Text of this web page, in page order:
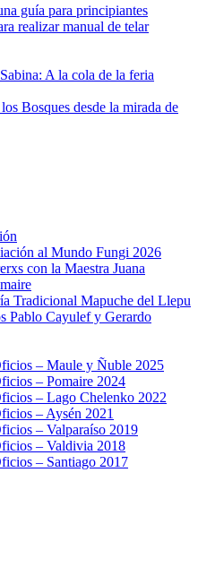
guía para principiantes
realizar manual de telar
A la cola de la feria
Bosques desde la mirada de
al Mundo Fungi 2026
con la Maestra Juana
Tradicional Mapuche del Llepu
Pablo Cayulef y Gerardo
– Maule y Ñuble 2025
– Pomaire 2024
– Lago Chelenko 2022
– Aysén 2021
– Valparaíso 2019
– Valdivia 2018
– Santiago 2017